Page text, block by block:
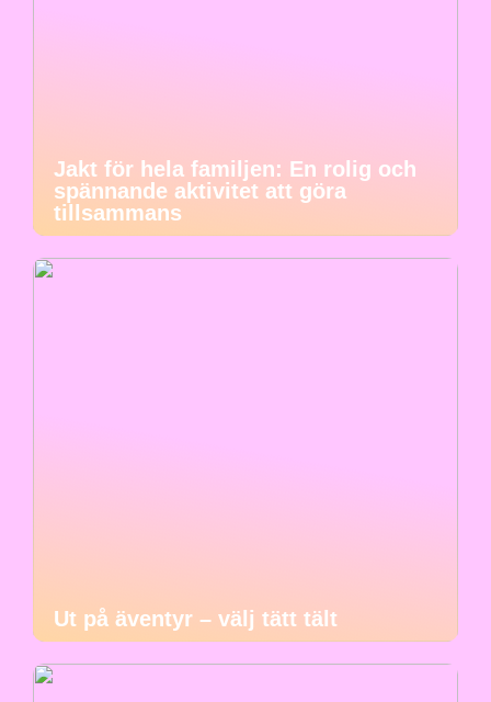
Jakt för hela familjen: En rolig och
spännande aktivitet att göra
tillsammans
Ut på äventyr – välj tätt tält